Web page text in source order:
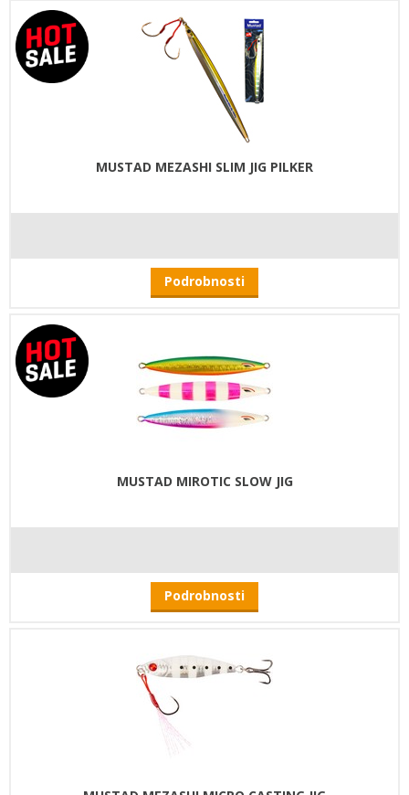
MUSTAD MEZASHI SLIM JIG PILKER
Podrobnosti
MUSTAD MIROTIC SLOW JIG
Podrobnosti